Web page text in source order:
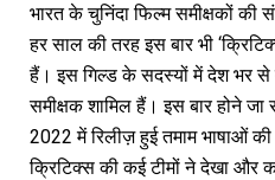
भारत के चुनिंदा फिल्म समीक्षकों की
हर साल की तरह इस बार भी
हैं। इस गिल्ड के सदस्यों में देश भर से
समीक्षक शामिल हैं। इस बार होने
2022 में रिलीज़ हुई तमाम भाषाओं
क्रिटिक्स की कई टीमों ने देखा और